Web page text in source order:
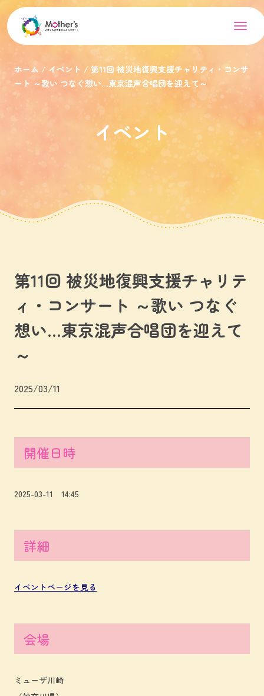
ホーム イベント
第11回 被災地復興支援チャリティ・コンサ
ート ～歌い つなぐ想い…東京混声合唱団を迎えて～
イベント
第11回 被災地復興支援チャリテ
ィ・コンサート ～歌い つなぐ
想い…東京混声合唱団を迎えて
～
2025/03/11
開催日時
2025-03-11 14:45
詳細
イベントページを見る
会場
ミューザ川崎